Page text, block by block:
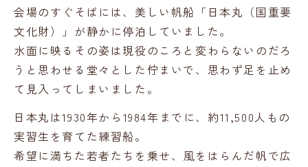
会場のすぐそばには、美しい帆船「日本丸（国重要
文化財）」が静かに停泊していました。
水面に映るその姿は現役のころと変わらないのだろ
うと思わせる堂々とした佇まいで、思わず足を止め
て見入ってしまいました。
日本丸は1930年から1984年までに、約11,500人もの
実習生を育てた練習船。
希望に満ちた若者たちを乗せ、風をはらんだ帆で広